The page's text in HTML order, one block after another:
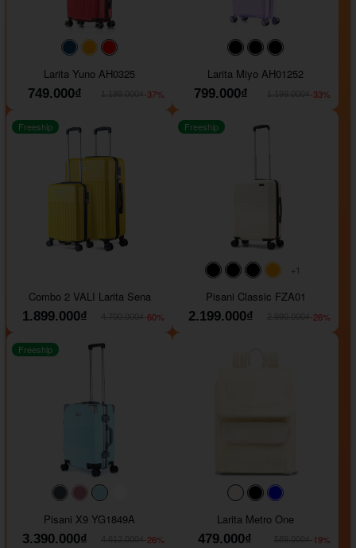
#093f69#ffa500
Larita Yuno AH0325
749.000₫
-37%
#000000#000000
Larita Miyo AH01252
799.000₫
-33%
Freeship
Combo 2 VALI Larita Sena
1.899.000₫
-60%
#000000#000000
#000000
#ffa500
+1
Freeship
Pisani Classic FZA01
2.199.000₫
-26%
#40454a#b76e79
#9ad8e7
Freeship
Pisani X9 YG1849A
3.390.000₫
-26%
#faf0e6#000000
Larita Metro One
479.000₫
-19%